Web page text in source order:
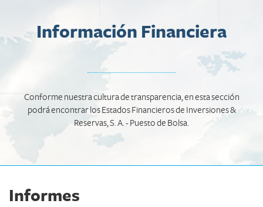
Información Financiera
Conforme nuestra cultura de transparencia, en esta sección
podrá encontrar los Estados Financieros de Inversiones &
Reservas, S. A. - Puesto de Bolsa.
Informes